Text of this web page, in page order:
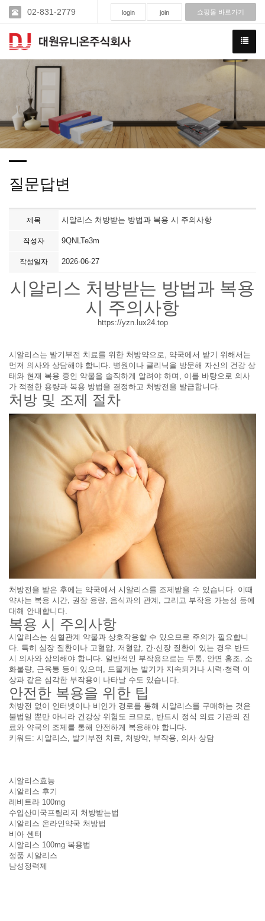
02-831-2779 login join 쇼핑몰 바로가기
질문답변
제목 시알리스 처방받는 방법과 복용 시 주의사항
작성자 9QNLTe3m
작성일자 2026-06-27
시알리스 처방받는 방법과 복용
시 주의사항
https://yzn.lux24.top
시알리스는 발기부전 치료를 위한 처방약으로, 약국에서 받기 위해서는
먼저 의사와 상담해야 합니다. 병원이나 클리닉을 방문해 자신의 건강 상
태와 현재 복용 중인 약물을 솔직하게 알려야 하며, 이를 바탕으로 의사
가 적절한 용량과 복용 방법을 결정하고 처방전을 발급합니다.
처방 및 조제 절차
처방전을 받은 후에는 약국에서 시알리스를 조제받을 수 있습니다. 이때
약사는 복용 시간, 권장 용량, 음식과의 관계, 그리고 부작용 가능성 등에
대해 안내합니다.
복용 시 주의사항
시알리스는 심혈관계 약물과 상호작용할 수 있으므로 주의가 필요합니
다. 특히 심장 질환이나 고혈압, 저혈압, 간·신장 질환이 있는 경우 반드
시 의사와 상의해야 합니다. 일반적인 부작용으로는 두통, 안면 홍조, 소
화불량, 근육통 등이 있으며, 드물게는 발기가 지속되거나 시력·청력 이
상과 같은 심각한 부작용이 나타날 수도 있습니다.
안전한 복용을 위한 팁
처방전 없이 인터넷이나 비인가 경로를 통해 시알리스를 구매하는 것은
불법일 뿐만 아니라 건강상 위험도 크므로, 반드시 정식 의료 기관의 진
료와 약국의 조제를 통해 안전하게 복용해야 합니다.
키워드: 시알리스, 발기부전 치료, 처방약, 부작용, 의사 상담
시알리스효능
시알리스 후기
레비트라 100mg
수입산미국프릴리지 처방받는법
시알리스 온라인약국 처방법
비아 센터
시알리스 100mg 복용법
정품 시알리스
남성정력제